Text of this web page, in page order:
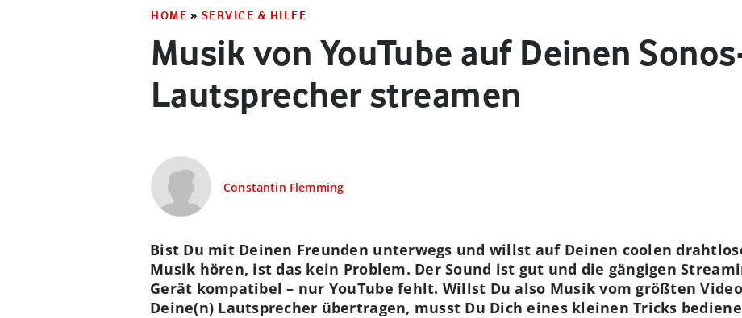
HOME » SERVICE & HILFE
Musik von YouTube auf Deinen
Lautsprecher streamen
Constantin Flemming
Bist Du mit Deinen Freunden unterwegs und willst auf Deinen coolen
Musik hören, ist das kein Problem. Der Sound ist gut und die gängigen
Gerät kompatibel – nur YouTube fehlt. Willst Du also Musik vom größten
Deine(n) Lautsprecher übertragen, musst Du Dich eines kleinen Tricks